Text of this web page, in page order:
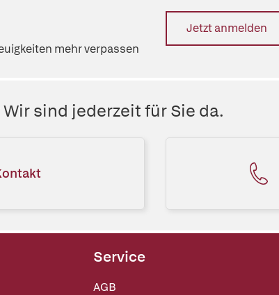
mehr verpassen
Jetzt anmelden
Wir sind jederzeit für Sie da.
Service
AGB